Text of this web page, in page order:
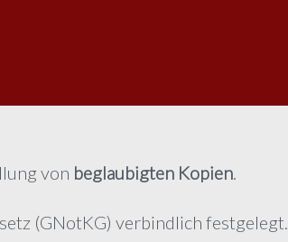
von beglaubigten Kopien.
(GNotKG) verbindlich festgelegt.